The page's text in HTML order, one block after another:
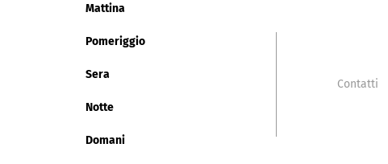
Mattina
Pomeriggio
Sera
Notte
Domani
Contatti